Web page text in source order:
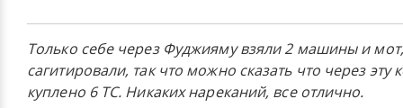
Только себе через Фуджияму взяли 2 машины и
сагитировали, так что можно сказать что через
куплено 6 ТС. Никаких нареканий, все отлично.